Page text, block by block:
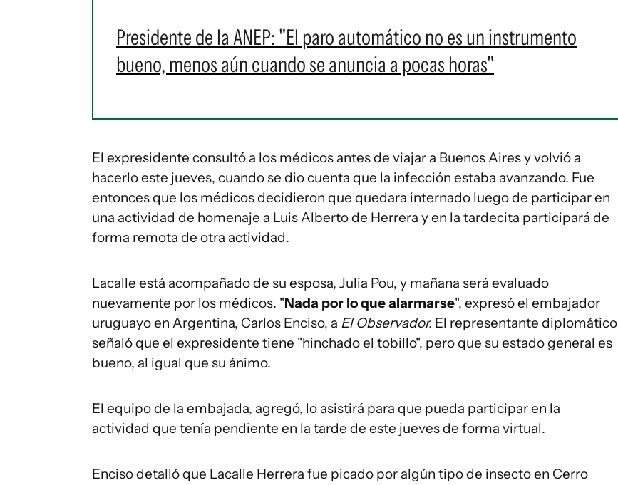
Presidente de la ANEP: "El paro automático no es un instrumento
bueno, menos aún cuando se anuncia a pocas horas"
El expresidente consultó a los médicos antes de viajar a Buenos Aires y volvió a
hacerlo este jueves, cuando se dio cuenta que la infección estaba avanzando. Fue
entonces que los médicos decidieron que quedara internado luego de participar en
una actividad de homenaje a Luis Alberto de Herrera y en la tardecita participará de
forma remota de otra actividad.
Lacalle está acompañado de su esposa, Julia Pou, y mañana será evaluado
nuevamente por los médicos. "Nada por lo que alarmarse", expresó el embajador
uruguayo en Argentina, Carlos Enciso, a El Observador. El representante diplomático
señaló que el expresidente tiene "hinchado el tobillo", pero que su estado general es
bueno, al igual que su ánimo.
El equipo de la embajada, agregó, lo asistirá para que pueda participar en la
actividad que tenía pendiente en la tarde de este jueves de forma virtual.
Enciso detalló que Lacalle Herrera fue picado por algún tipo de insecto en Cerro